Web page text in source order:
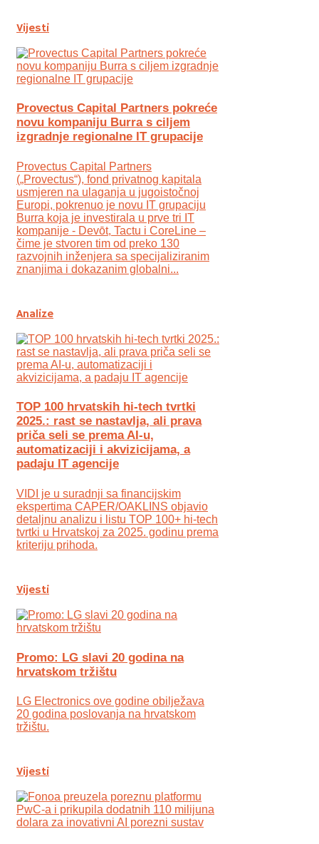
Vijesti
Provectus Capital Partners pokreće
novu kompaniju Burra s ciljem
izgradnje regionalne IT grupacije
Provectus Capital Partners
(„Provectus“), fond privatnog kapitala
usmjeren na ulaganja u jugoistočnoj
Europi, pokrenuo je novu IT grupaciju
Burra koja je investirala u prve tri IT
kompanije - Devōt, Tactu i CoreLine –
čime je stvoren tim od preko 130
razvojnih inženjera sa specijaliziranim
znanjima i dokazanim globalni...
Analize
TOP 100 hrvatskih hi-tech tvrtki
2025.: rast se nastavlja, ali prava
priča seli se prema AI-u,
automatizaciji i akvizicijama, a
padaju IT agencije
VIDI je u suradnji sa financijskim
ekspertima CAPER/OAKLINS objavio
detaljnu analizu i listu TOP 100+ hi-tech
tvrtki u Hrvatskoj za 2025. godinu prema
kriteriju prihoda.
Vijesti
Promo: LG slavi 20 godina na
hrvatskom tržištu
LG Electronics ove godine obilježava
20 godina poslovanja na hrvatskom
tržištu.
Vijesti